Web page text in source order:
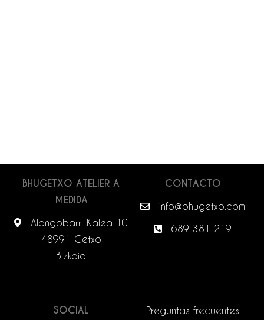
BHUGETXO ATELIER A
MEDIDA
Alangobarri Kalea 10
48991 Getxo
Bizkaia
CONTACTO
info@bhugetxo.com
689 381 219
SOCIAL Preguntas frecuentes